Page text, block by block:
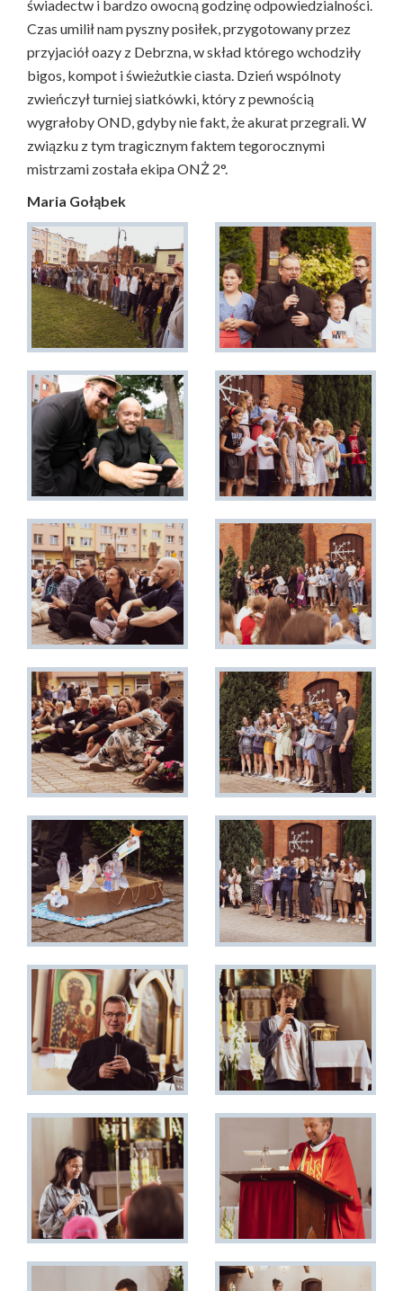
świadectw i bardzo owocną godzinę odpowiedzialności.
Czas umilił nam pyszny posiłek, przygotowany przez
przyjaciół oazy z Debrzna, w skład którego wchodziły
bigos, kompot i świeżutkie ciasta. Dzień wspólnoty
zwieńczył turniej siatkówki, który z pewnością
wygrałoby OND, gdyby nie fakt, że akurat przegrali. W
związku z tym tragicznym faktem tegorocznymi
mistrzami została ekipa ONŻ 2°.
Maria Gołąbek